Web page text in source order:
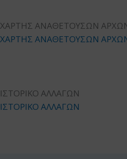
ΧΑΡΤΗΣ ΑΝΑΘΕΤΟΥΣΩΝ
ΧΑΡΤΗΣ ΑΝΑΘΕΤΟΥΣΩΝ
ΙΣΤΟΡΙΚΟ ΑΛΛΑΓΩΝ
ΙΣΤΟΡΙΚΟ ΑΛΛΑΓΩΝ